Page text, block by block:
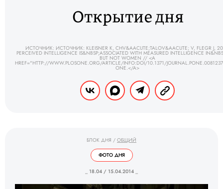
Открытие дня
ИСТОЧНИК: ИСТОЧНИК: KLEISNER K, CHV&AACUTE;TALOV&AACUTE; V, FLEGR J,
PERCEIVED INTELLIGENCE IS&NBSP;ASSOCIATED WITH MEASURED INTELLIGENCE
BUT NOT WOMEN // <A
HREF="HTTP://WWW.PLOSONE.ORG/ARTICLE/INFO:DOI/10.1371/
ONE.</A>
БЛОК ДНЯ / ОБЩИЙ
ФОТО ДНЯ
_ 18.04 / 15.04.2014 _